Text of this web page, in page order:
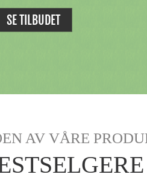
SE TILBUDET
AV VÅRE